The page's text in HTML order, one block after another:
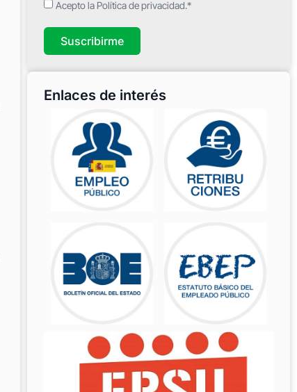
Acepto la Política de privacidad.*
Suscribirme
Enlaces de interés